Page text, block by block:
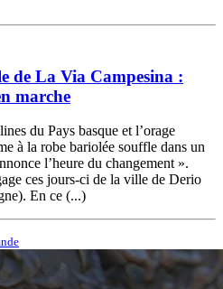
de La Via Campesina :
marche
du Pays basque et l’orage
à la robe bariolée souffle dans un
l’heure du changement ».
ces jours-ci de la ville de Derio
En ce (...)